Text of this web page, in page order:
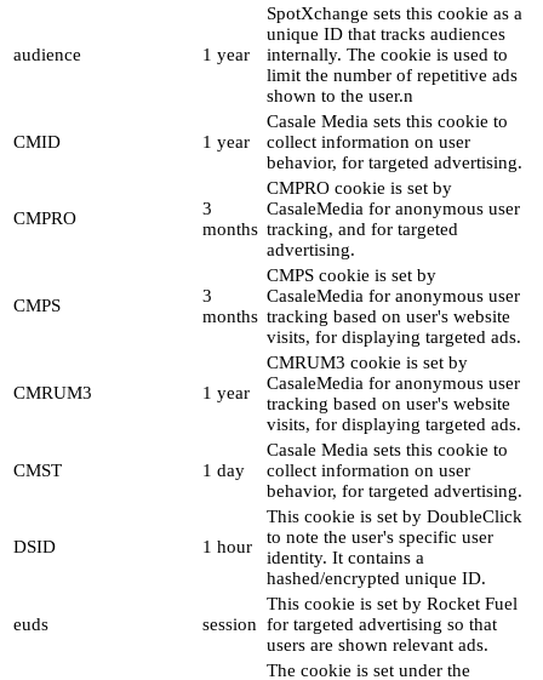
audience 1 year
SpotXchange sets this cookie as a
unique ID that tracks audiences
internally. The cookie is used to
limit the number of repetitive ads
shown to the user.n
CMID 1 year
Casale Media sets this cookie to
collect information on user
behavior, for targeted advertising.
CMPRO
3
months
CMPRO cookie is set by
CasaleMedia for anonymous user
tracking, and for targeted
advertising.
CMPS
3
months
CMPS cookie is set by
CasaleMedia for anonymous user
tracking based on user's website
visits, for displaying targeted ads.
CMRUM3 1 year
CMRUM3 cookie is set by
CasaleMedia for anonymous user
tracking based on user's website
visits, for displaying targeted ads.
CMST 1 day
Casale Media sets this cookie to
collect information on user
behavior, for targeted advertising.
DSID 1 hour
This cookie is set by DoubleClick
to note the user's specific user
identity. It contains a
hashed/encrypted unique ID.
euds session
This cookie is set by Rocket Fuel
for targeted advertising so that
users are shown relevant ads.
The cookie is set under the